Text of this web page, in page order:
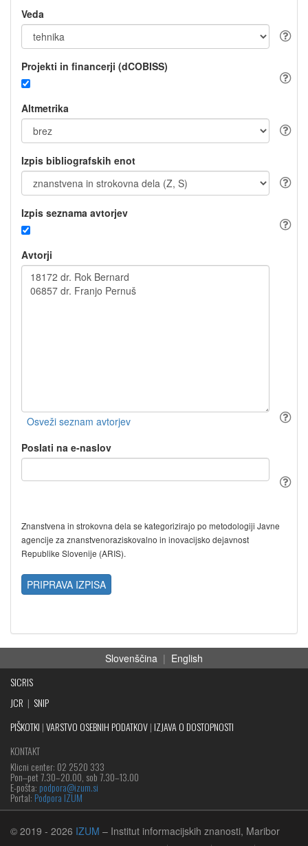
Veda
Projekti in financerji (dCOBISS)
Altmetrika
Izpis bibliografskih enot
Izpis seznama avtorjev
Avtorji
Poslati na e-naslov
Znanstvena in strokovna dela se kategorizirajo po metodologiji Javne
agencije za znanstvenoraziskovalno in inovacijsko dejavnost
Republike Slovenije (ARIS).
PRIPRAVA IZPISA
Slovenščina | English
SICRIS
JCR | SNIP
PIŠKOTKI |VARSTVO OSEBNIH PODATKOV| IZJAVA O DOSTOPNOSTI
KONTAKT
Klicni center: 02 2520 333
Pon‒pet 7.30–20.00, sob 7.30–13.00
E-pošta: podpora@izum.si
Portal: Podpora IZUM
© 2019 - 2026 IZUM – Institut informacijskih znanosti, Maribor